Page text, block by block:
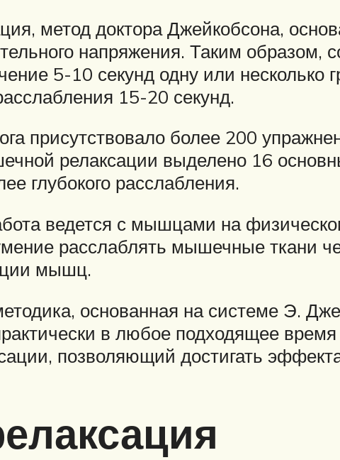
метод доктора Джейкобсона,
напряжения. Таким образом,
5-10 секунд одну или несколько
15-20 секунд.
присутствовало более 200
релаксации выделено 16
глубокого расслабления.
ведется с мышцами на
расслаблять мышечные ткани
мышц.
основанная на системе Э.
в любое подходящее
позволяющий достигать